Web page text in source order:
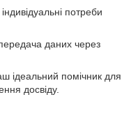
потреби
даних через
ідеальний помічник для
досвіду.